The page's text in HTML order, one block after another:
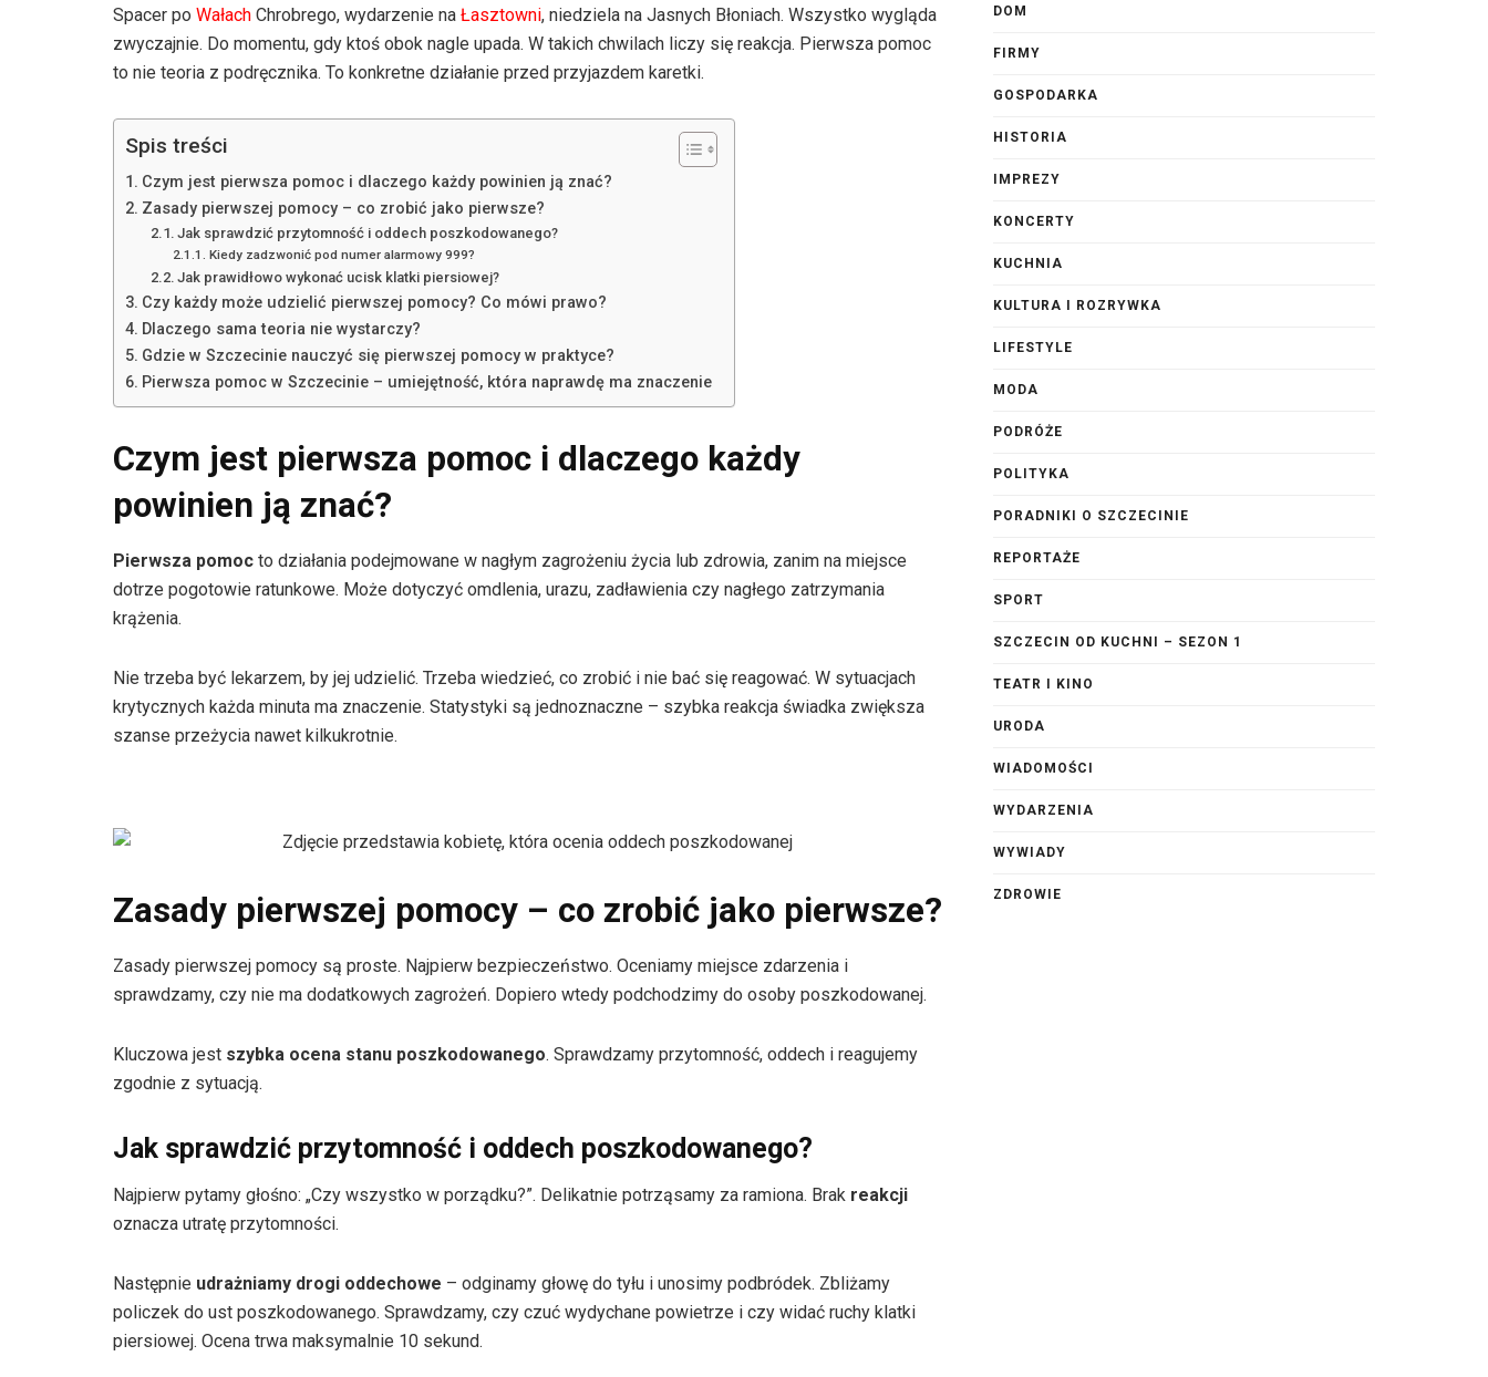
Spacer po Wałach Chrobrego, wydarzenie na Łasztowni, niedziela na Jasnych Błoniach. Wszystko wygląda
zwyczajnie. Do momentu, gdy ktoś obok nagle upada. W takich chwilach liczy się reakcja. Pierwsza pomoc
to nie teoria z podręcznika. To konkretne działanie przed przyjazdem karetki.
Spis treści
Czym jest pierwsza pomoc i dlaczego każdy powinien ją znać?
Zasady pierwszej pomocy – co zrobić jako pierwsze?
Jak sprawdzić przytomność i oddech poszkodowanego?
Kiedy zadzwonić pod numer alarmowy 999?
Jak prawidłowo wykonać ucisk klatki piersiowej?
Czy każdy może udzielić pierwszej pomocy? Co mówi prawo?
Dlaczego sama teoria nie wystarczy?
Gdzie w Szczecinie nauczyć się pierwszej pomocy w praktyce?
Pierwsza pomoc w Szczecinie – umiejętność, która naprawdę ma znaczenie
Czym jest pierwsza pomoc i dlaczego każdy
powinien ją znać?
Pierwsza pomoc to działania podejmowane w nagłym zagrożeniu życia lub zdrowia, zanim na miejsce
dotrze pogotowie ratunkowe. Może dotyczyć omdlenia, urazu, zadławienia czy nagłego zatrzymania
krążenia.
Nie trzeba być lekarzem, by jej udzielić. Trzeba wiedzieć, co zrobić i nie bać się reagować. W sytuacjach
krytycznych każda minuta ma znaczenie. Statystyki są jednoznaczne – szybka reakcja świadka zwiększa
szanse przeżycia nawet kilkukrotnie.
Zasady pierwszej pomocy – co zrobić jako pierwsze?
Zasady pierwszej pomocy są proste. Najpierw bezpieczeństwo. Oceniamy miejsce zdarzenia i
sprawdzamy, czy nie ma dodatkowych zagrożeń. Dopiero wtedy podchodzimy do osoby poszkodowanej.
Kluczowa jest szybka ocena stanu poszkodowanego. Sprawdzamy przytomność, oddech i reagujemy
zgodnie z sytuacją.
Jak sprawdzić przytomność i oddech poszkodowanego?
Najpierw pytamy głośno: „Czy wszystko w porządku?”. Delikatnie potrząsamy za ramiona. Brak reakcji
oznacza utratę przytomności.
Następnie udrażniamy drogi oddechowe – odginamy głowę do tyłu i unosimy podbródek. Zbliżamy
policzek do ust poszkodowanego. Sprawdzamy, czy czuć wydychane powietrze i czy widać ruchy klatki
piersiowej. Ocena trwa maksymalnie 10 sekund.
DOM
FIRMY
GOSPODARKA
HISTORIA
IMPREZY
KONCERTY
KUCHNIA
KULTURA I ROZRYWKA
LIFESTYLE
MODA
PODRÓŻE
POLITYKA
PORADNIKI O SZCZECINIE
REPORTAŻE
SPORT
SZCZECIN OD KUCHNI – SEZON 1
TEATR I KINO
URODA
WIADOMOŚCI
WYDARZENIA
WYWIADY
ZDROWIE